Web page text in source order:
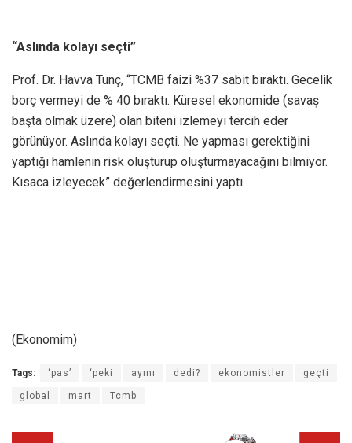
“Aslında kolayı seçti”
Prof. Dr. Havva Tunç, “TCMB faizi %37 sabit bıraktı. Gecelik
borç vermeyi de % 40 bıraktı. Küresel ekonomide (savaş
başta olmak üzere) olan biteni izlemeyi tercih eder
görünüyor. Aslında kolayı seçti. Ne yapması gerektiğini
yaptığı hamlenin risk oluşturup oluşturmayacağını bilmiyor.
Kısaca izleyecek” değerlendirmesini yaptı.
(Ekonomim)
Tags: ‘pas’ ‘peki ayını dedi? ekonomistler geçti
global mart Tcmb